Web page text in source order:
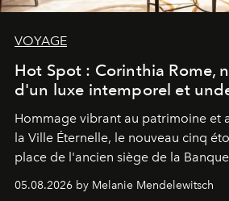
VOYAGE
Hot Spot : Corinthia Rome,
d'un luxe intemporel et
Hommage vibrant au patrimoine et
la Ville Éternelle, le nouveau cinq
place de l'ancien siège de la
de vivre Romain dans toute son
05.08.2026 by Melanie Mendelewitsch